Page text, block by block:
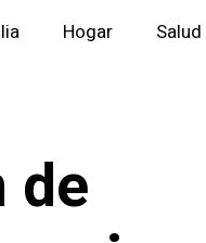
Hogar Salud
de